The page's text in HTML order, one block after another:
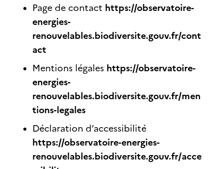
Page de contact https://observatoire-
energies-
renouvelables.biodiversite.gouv.fr/cont
act
Mentions légales https://observatoire-
energies-
renouvelables.biodiversite.gouv.fr/men
tions-legales
Déclaration d’accessibilité
https://observatoire-energies-
renouvelables.biodiversite.gouv.fr/acce